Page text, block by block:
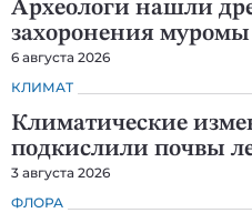
Археологи нашли
захоронения
6 августа 2026
КЛИМАТ
Климатические
подкислили почвы
3 августа 2026
ФЛОРА